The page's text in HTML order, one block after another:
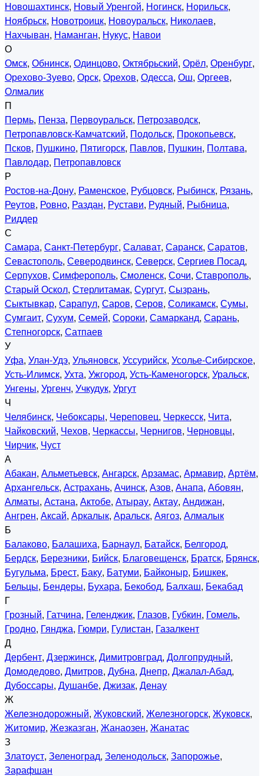
Новошахтинск, Новый Уренгой, Ногинск, Норильск,
Ноябрьск, Новотроицк, Новоуральск, Николаев,
Нахчыван, Наманган, Нукус, Навои
О
Омск, Обнинск, Одинцово, Октябрьский, Орёл, Оренбург,
Орехово-Зуево, Орск, Орехов, Одесса, Ош, Оргеев,
Олмалик
П
Пермь, Пенза, Первоуральск, Петрозаводск,
Петропавловск-Камчатский, Подольск, Прокопьевск,
Псков, Пушкино, Пятигорск, Павлов, Пушкин, Полтава,
Павлодар, Петропавловск
Р
Ростов-на-Дону, Раменское, Рубцовск, Рыбинск, Рязань,
Реутов, Ровно, Раздан, Рустави, Рудный, Рыбница,
Риддер
С
Самара, Санкт-Петербург, Салават, Саранск, Саратов,
Севастополь, Северодвинск, Северск, Сергиев Посад,
Серпухов, Симферополь, Смоленск, Сочи, Ставрополь,
Старый Оскол, Стерлитамак, Сургут, Сызрань,
Сыктывкар, Сарапул, Саров, Серов, Соликамск, Сумы,
Сумгаит, Сухум, Семей, Сороки, Самарканд, Сарань,
Степногорск, Сатпаев
У
Уфа, Улан-Удэ, Ульяновск, Уссурийск, Усолье-Сибирское,
Усть-Илимск, Ухта, Ужгород, Усть-Каменогорск, Уральск,
Унгены, Ургенч, Учкудук, Ургут
Ч
Челябинск, Чебоксары, Череповец, Черкесск, Чита,
Чайковский, Чехов, Черкассы, Чернигов, Черновцы,
Чирчик, Чуст
А
Абакан, Альметьевск, Ангарск, Арзамас, Армавир, Артём,
Архангельск, Астрахань, Ачинск, Азов, Анапа, Абовян,
Алматы, Астана, Актобе, Атырау, Актау, Андижан,
Ангрен, Аксай, Аркалык, Аральск, Аягоз, Алмалык
Б
Балаково, Балашиха, Барнаул, Батайск, Белгород,
Бердск, Березники, Бийск, Благовещенск, Братск, Брянск,
Бугульма, Брест, Баку, Батуми, Байконыр, Бишкек,
Бельцы, Бендеры, Бухара, Бекобод, Балхаш, Бекабад
Г
Грозный, Гатчина, Геленджик, Глазов, Губкин, Гомель,
Гродно, Гянджа, Гюмри, Гулистан, Газалкент
Д
Дербент, Дзержинск, Димитровград, Долгопрудный,
Домодедово, Дмитров, Дубна, Днепр, Джалал-Абад,
Дубоссары, Душанбе, Джизак, Денау
Ж
Железнодорожный, Жуковский, Железногорск, Жуковск,
Житомир, Жезказган, Жанаозен, Жанатас
З
Златоуст, Зеленоград, Зеленодольск, Запорожье,
Зарафшан